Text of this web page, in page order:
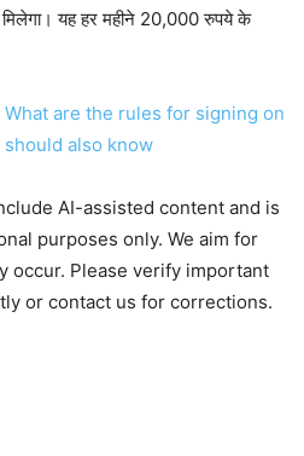
यह हर महीने 20,000 रुपये के
are the rules for signing on
also know
AI-assisted content and is
purposes only. We aim for
occur. Please verify important
or contact us for corrections.